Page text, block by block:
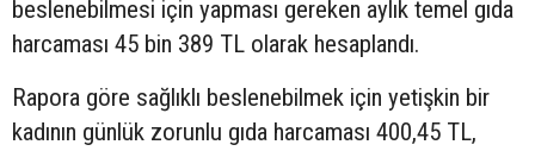
beslenebilmesi için yapması gereken aylık temel gıda
harcaması 45 bin 389 TL olarak hesaplandı.
Rapora göre sağlıklı beslenebilmek için yetişkin bir
kadının günlük zorunlu gıda harcaması 400,45 TL,